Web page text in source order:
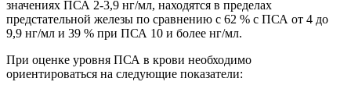
значениях ПСА 2-3,9 нг/мл, находятся в пределах
предстательной железы по сравнению с 62 % с ПСА от 4 до
9,9 нг/мл и 39 % при ПСА 10 и более нг/мл.
При оценке уровня ПСА в крови необходимо
ориентироваться на следующие показатели: